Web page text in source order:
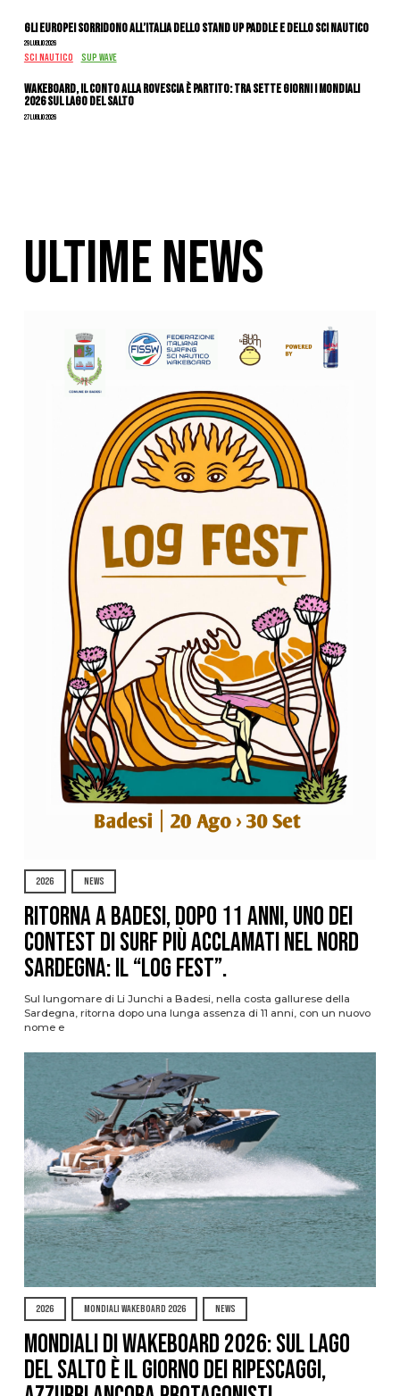
Gli Europei sorridono all’Italia dello stand up paddle e dello sci nautico
29 Luglio 2026
SCI NAUTICO SUP WAVE
Wakeboard, il conto alla rovescia è partito: tra sette giorni i Mondiali
2026 sul Lago del Salto
27 Luglio 2026
ULTIME NEWS
2026 NEWS
Ritorna a Badesi, dopo 11 anni, uno dei
contest di surf più acclamati nel nord
Sardegna: il “Log Fest”.
Sul lungomare di Li Junchi a Badesi, nella costa gallurese della
Sardegna, ritorna dopo una lunga assenza di 11 anni, con un nuovo
nome e
2026 MONDIALI WAKEBOARD 2026 NEWS
Mondiali di Wakeboard 2026: sul Lago
del Salto è il giorno dei ripescaggi,